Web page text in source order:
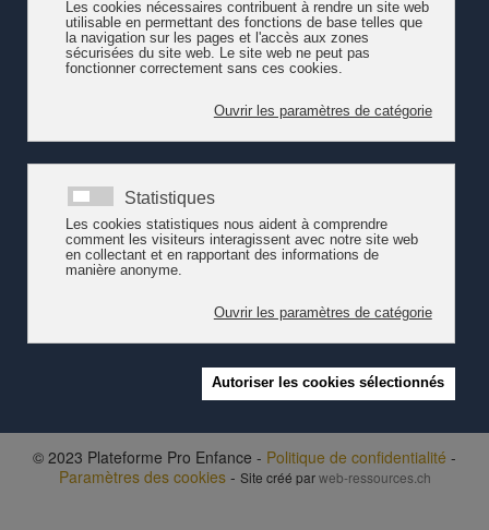
L’Office fédéral des assurances sociales (OFAS) continuera
d’encourager le développement des activités extrascolaires des enfants
et des jeunes en renforçant l’échange d’informations et d’expériences
la coordination au niveau fédéral.
Lire le communiqué de presse de la Confédération- 08.03.2019
© 2023 Plateforme Pro Enfance - Politique de confidentialité -
Paramètres des cookies- Site créé parweb-ressources.ch